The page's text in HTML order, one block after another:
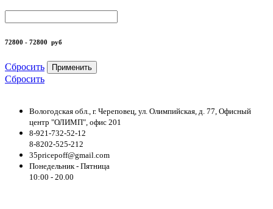
72800 - 72800 руб
Сбросить Применить
Сбросить
Вологодская обл., г. Череповец, ул. Олимпийская, д. 77, Офисный
центр "ОЛИМП", офис 201
8-921-732-52-12
8-8202-525-212
35pricepoff@gmail.com
Понедельник - Пятница
10:00 - 20.00